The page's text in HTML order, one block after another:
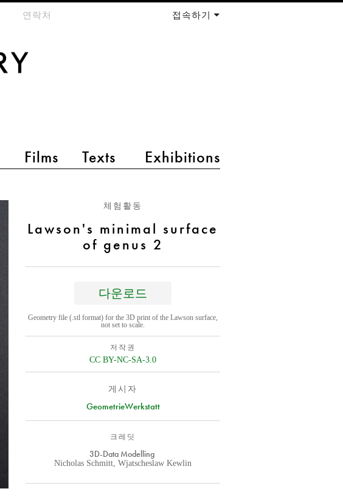
Films Texts Exhibitions
연락처 접속하기
체험활동
Lawson's minimal surface
of genus 2
다운로드
Geometry file (.stl format) for the 3D print of the Lawson surface,
not set to scale.
저작권
CC BY-NC-SA-3.0
게시자
GeometrieWerkstatt
크레딧
3D-Data Modelling
Nicholas Schmitt, Wjatscheslaw Kewlin